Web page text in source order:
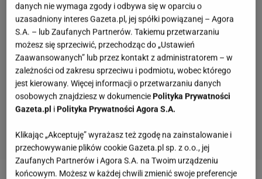
danych nie wymaga zgody i odbywa się w oparciu o
uzasadniony interes Gazeta.pl, jej spółki powiązanej – Agora
S.A. – lub Zaufanych Partnerów. Takiemu przetwarzaniu
możesz się sprzeciwić, przechodząc do „Ustawień
Zaawansowanych” lub przez kontakt z administratorem – w
zależności od zakresu sprzeciwu i podmiotu, wobec którego
jest kierowany. Więcej informacji o przetwarzaniu danych
osobowych znajdziesz w dokumencie Polityka Prywatności
Gazeta.pl i Polityka Prywatności Agora S.A.
Klikając „Akceptuję” wyrażasz też zgodę na zainstalowanie i
przechowywanie plików cookie Gazeta.pl sp. z o.o., jej
Zaufanych Partnerów i Agora S.A. na Twoim urządzeniu
końcowym. Możesz w każdej chwili zmienić swoje preferencje